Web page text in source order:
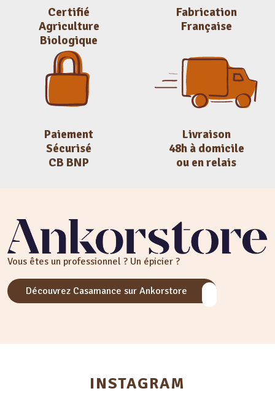
Certifié
Agriculture
Biologique
Fabrication
Française
Paiement
Sécurisé
CB BNP
Livraison
48h à domicile
ou en relais
Vous êtes un professionnel ? Un épicier ?
Découvrez Casamance sur Ankorstore
INSTAGRAM